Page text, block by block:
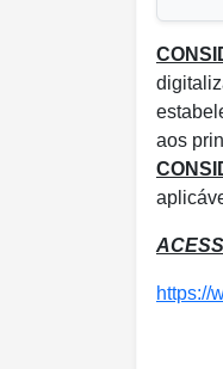
aos
https://